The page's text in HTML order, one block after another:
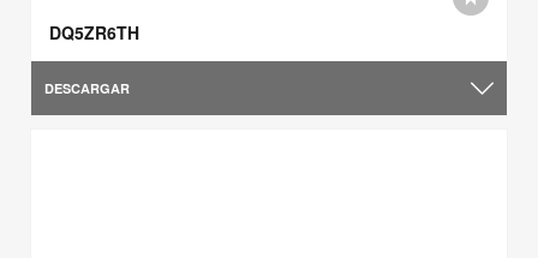
DQ5ZR6TH
DESCARGAR